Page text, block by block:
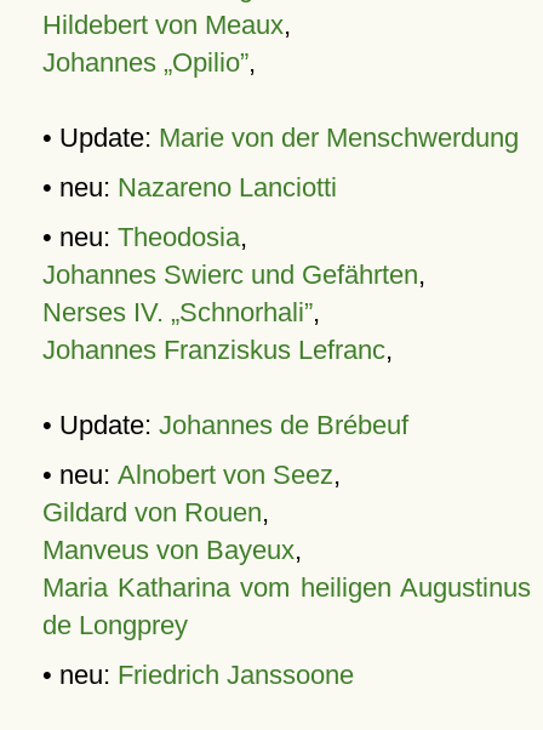
Hildebert von Meaux,
Johannes „Opilio”,
• Update: Marie von der Menschwerdung
• neu: Nazareno Lanciotti
• neu: Theodosia,
Johannes Swierc und Gefährten,
Nerses IV. „Schnorhali”,
Johannes Franziskus Lefranc,
• Update: Johannes de Brébeuf
• neu: Alnobert von Seez,
Gildard von Rouen,
Manveus von Bayeux,
Maria Katharina vom heiligen Augustinus
de Longprey
• neu: Friedrich Janssoone